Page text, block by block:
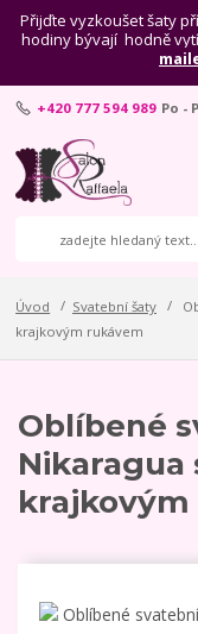
Přijďte vyzkoušet šaty
hodiny bývají hodně
+420 777 594 989 Po -
Úvod Svatební šaty
krajkovým rukávem
Oblíbené
Nikaragua